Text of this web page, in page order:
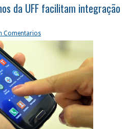
da UFF facilitam integração
Comentarios